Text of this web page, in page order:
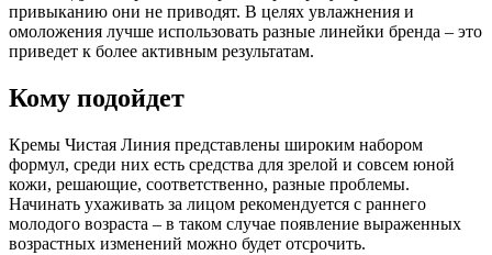
привыканию они не приводят. В целях увлажнения и
омоложения лучше использовать разные линейки бренда – это
приведет к более активным результатам.
Кому подойдет
Кремы Чистая Линия представлены широким набором
формул, среди них есть средства для зрелой и совсем юной
кожи, решающие, соответственно, разные проблемы.
Начинать ухаживать за лицом рекомендуется с раннего
молодого возраста – в таком случае появление выраженных
возрастных изменений можно будет отсрочить.